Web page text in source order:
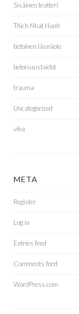
Sisäinen teatteri
Thich Nhat Hanh
tietoinen läsnäolo
tietoisuustaidot
trauma
Uncategorized
viha
META
Register
Log in
Entries feed
Comments feed
WordPress.com